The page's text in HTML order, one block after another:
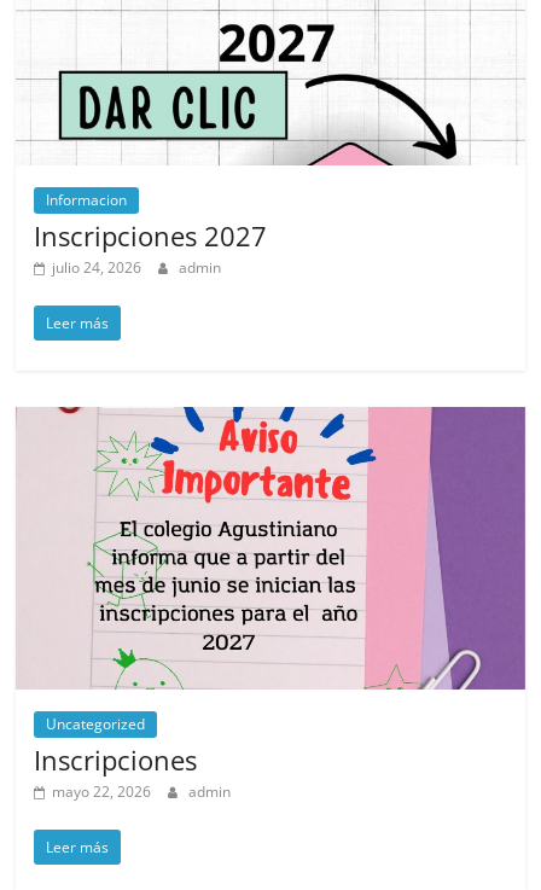
Informacion
Inscripciones 2027
julio 24, 2026 admin
Leer más
Uncategorized
Inscripciones
mayo 22, 2026 admin
Leer más